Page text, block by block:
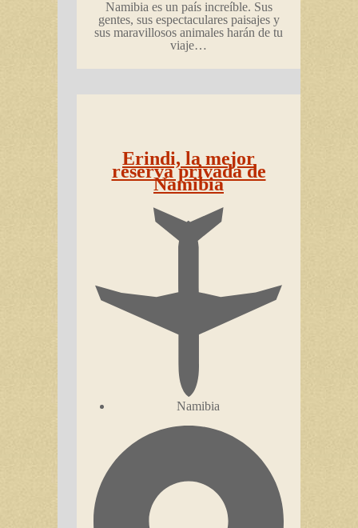
Namibia es un país increíble. Sus
gentes, sus espectaculares paisajes y
sus maravillosos animales harán de tu
viaje…
Erindi, la mejor
reserva privada de
Namibia
Namibia